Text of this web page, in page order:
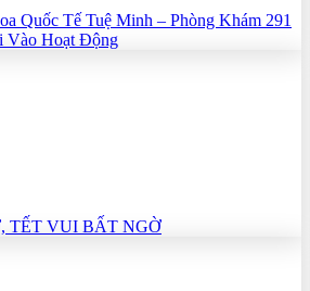
Quốc Tế Tuệ Minh – Phòng Khám 291
Vào Hoạt Động
TẾT VUI BẤT NGỜ